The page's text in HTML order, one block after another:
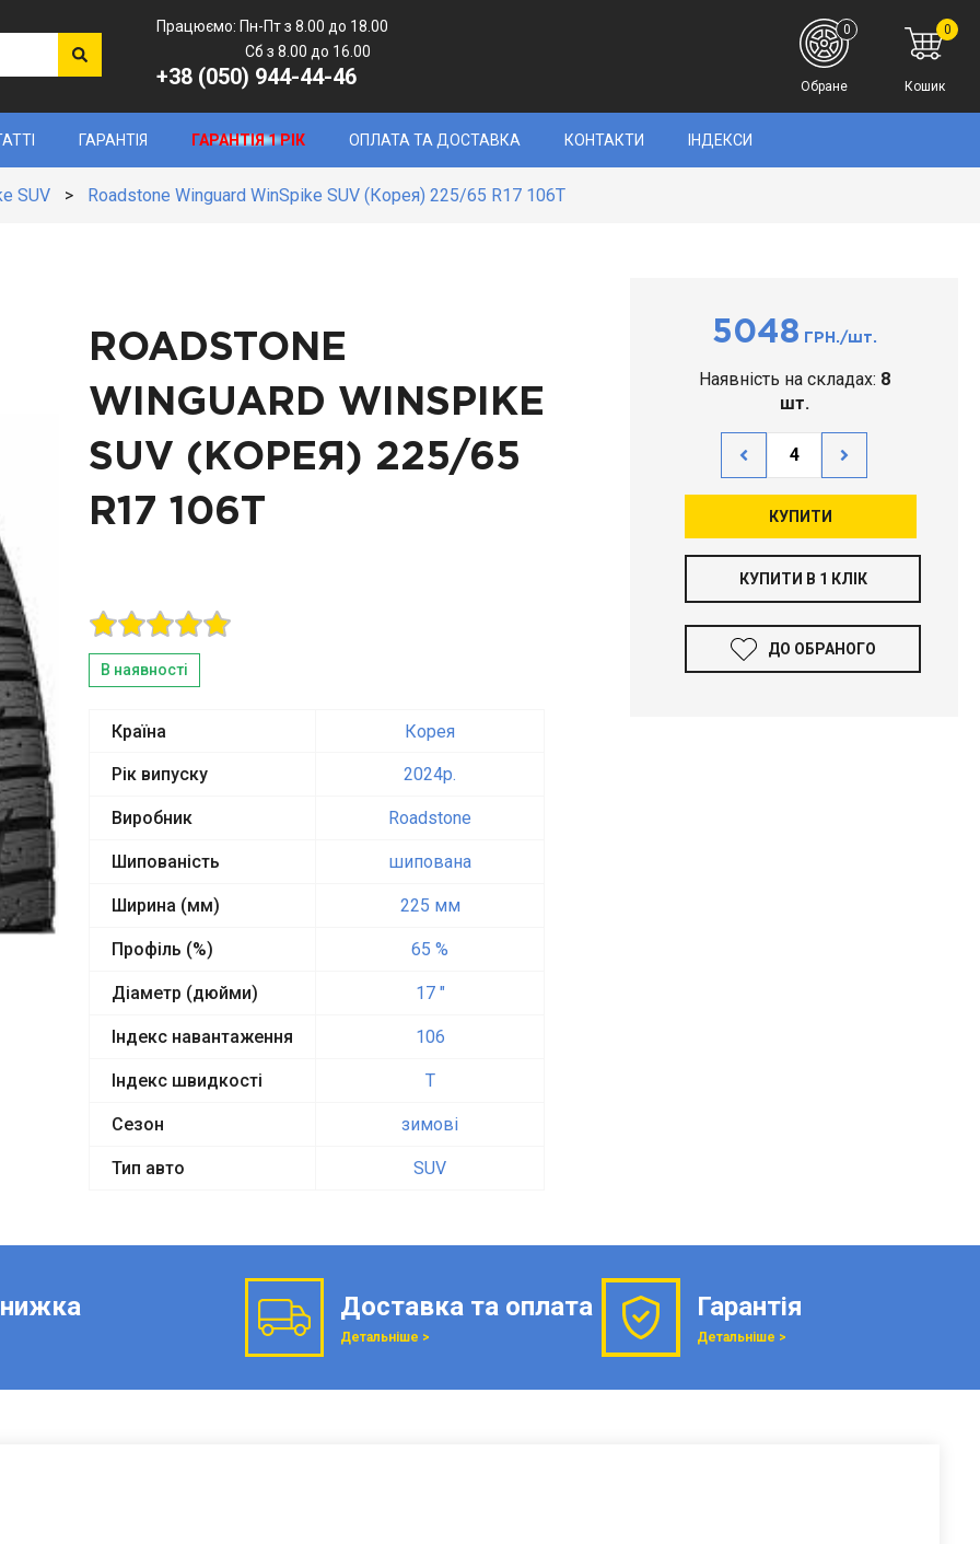
Працюємо: Пн-Пт з 8.00 до 18.00
Сб з 8.00 до 16.00
+38 (050) 944-44-46
0
Кошик
0
Обране
ГАРАНТІЯ ГАРАНТІЯ 1 РІК ОПЛАТА ТА ДОСТАВКА КОНТАКТИ ІНДЕКСИ
SUV > Roadstone Winguard WinSpike SUV (Корея) 225/65 R17 106T
ROADSTONE
WINGUARD WINSPIKE
SUV (КОРЕЯ) 225/65
R17 106T
В наявності
Країна Корея
Рік випуску 2024p.
Виробник Roadstone
Шипованість шипована
Ширина (мм) 225 мм
Профіль (%) 65 %
Діаметр (дюйми) 17 "
Індекс навантаження 106
Індекс швидкості T
Сезон зимові
Тип авто SUV
5048 ГРН./шт.
Наявність на складах: 8
шт.
КУПИТИ
КУПИТИ В 1 КЛІК
ДО ОБРАНОГО
Доставка та оплата
Детальніше >
Гарантія
Детальніше >